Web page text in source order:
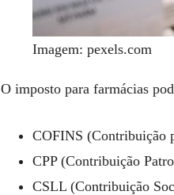
Imagem: pexels.com
O imposto para farmácias
COFINS (Contribuição
CPP (Contribuição
CSLL (Contribuição